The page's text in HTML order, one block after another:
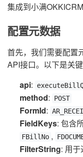
集成到小满OKKICRM
配置元数据
首先，我们需要配置
API接口。以下是关
api:
method: POST
FormId:
FieldKeys: 包含
FBillNo ,
FilterString: 用于